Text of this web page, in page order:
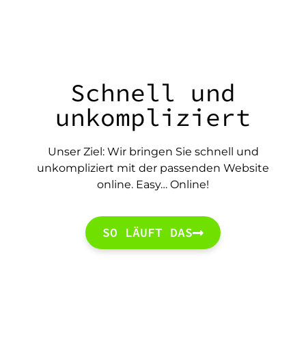
Schnell und
unkompliziert
Unser Ziel: Wir bringen Sie schnell und
unkompliziert mit der passenden Website
online. Easy… Online!
SO LÄUFT DAS